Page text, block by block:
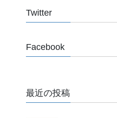
Twitter
Facebook
最近の投稿